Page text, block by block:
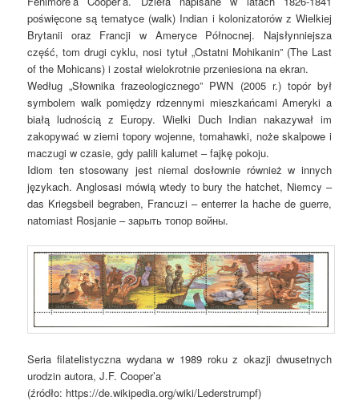
poświęcone są tematyce (walk) Indian i kolonizatorów z Wielkiej
Brytanii oraz Francji w Ameryce Północnej. Najsłynniejsza
część, tom drugi cyklu, nosi tytuł „Ostatni Mohikanin” (The Last
of the Mohicans) i został wielokrotnie przeniesiona na ekran.
Według „Słownika frazeologicznego” PWN (2005 r.) topór był
symbolem walk pomiędzy rdzennymi mieszkańcami Ameryki a
białą ludnością z Europy. Wielki Duch Indian nakazywał im
zakopywać w ziemi topory wojenne, tomahawki, noże skalpowe i
maczugi w czasie, gdy palili kalumet – fajkę pokoju.
Idiom ten stosowany jest niemal dosłownie również w innych
językach. Anglosasi mówią wtedy to bury the hatchet, Niemcy –
das Kriegsbeil begraben, Francuzi – enterrer la hache de guerre,
natomiast Rosjanie – зарыть топор войны.
Seria filatelistyczna wydana w 1989 roku z okazji dwusetnych
urodzin autora, J.F. Cooper’a
(źródło: https://de.wikipedia.org/wiki/Lederstrumpf)